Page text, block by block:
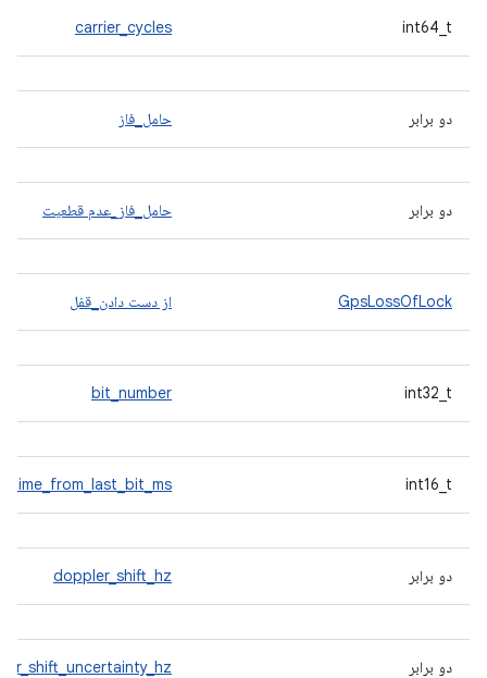
int64_t
carrier_cycles
دو برابر حامل_فاز
دو برابر حامل_فاز_عدم قطعیت
GpsLossOfLock از دست دادن_قفل
int32_t
bit_number
int16_t
time_from_last_bit_ms
دو برابر doppler_shift_hz
دو برابر